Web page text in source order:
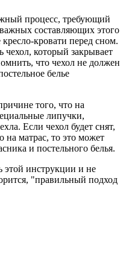
процесс, требующий
составляющих этого
кровати перед сном.
чехол, который закрывает
что чехол не должен
белье
того, что на
липучки,
Если чехол будет снят,
на матрас, то это может
и постельного белья.
этой инструкции и не
"правильный подход